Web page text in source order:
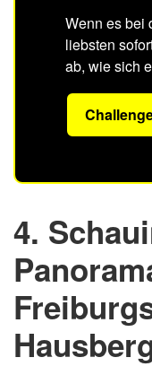
Wenn es bei
liebsten
ab, wie sich
4.